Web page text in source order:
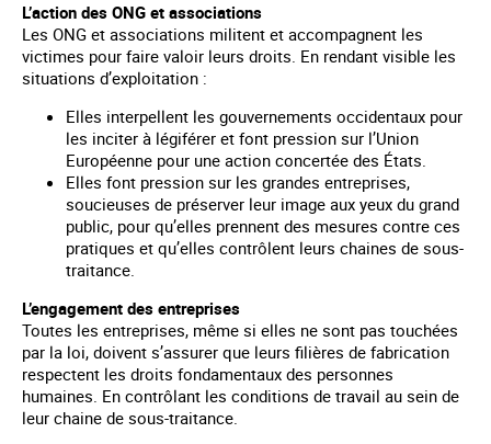
L’action des ONG et associations
Les ONG et associations militent et accompagnent les
victimes pour faire valoir leurs droits. En rendant visible les
situations d’exploitation :
Elles interpellent les gouvernements occidentaux pour
les inciter à légiférer et font pression sur l’Union
Européenne pour une action concertée des États.
Elles font pression sur les grandes entreprises,
soucieuses de préserver leur image aux yeux du grand
public, pour qu’elles prennent des mesures contre ces
pratiques et qu’elles contrôlent leurs chaines de sous-
traitance.
L’engagement des entreprises
Toutes les entreprises, même si elles ne sont pas touchées
par la loi, doivent s’assurer que leurs filières de fabrication
respectent les droits fondamentaux des personnes
humaines. En contrôlant les conditions de travail au sein de
leur chaine de sous-traitance.